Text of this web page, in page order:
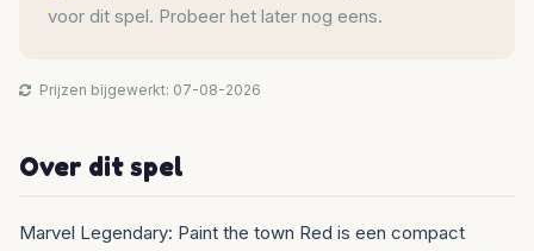
voor dit spel. Probeer het later nog eens.
Prijzen bijgewerkt: 07-08-2026
Over dit spel
Marvel Legendary: Paint the town Red is een compact